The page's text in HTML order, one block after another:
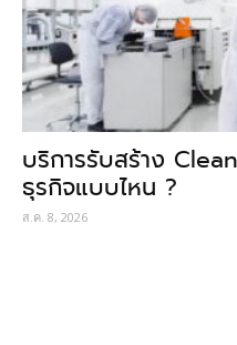
บริการรับสร้าง
ธุรกิจแบบไหน ?
ส.ค. 8, 2026